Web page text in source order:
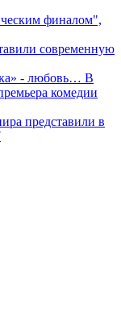
финалом",
современную
- любовь… В
комедии
представили в